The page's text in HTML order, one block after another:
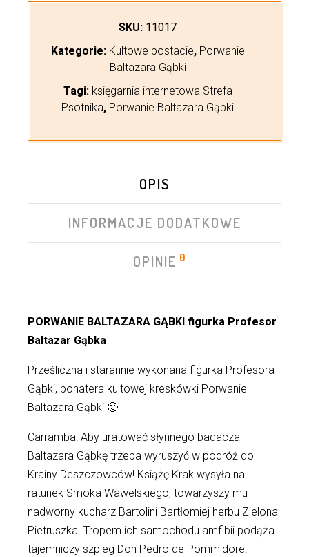
SKU: 11017
Kategorie: Kultowe postacie, Porwanie
Baltazara Gąbki
Tagi: księgarnia internetowa Strefa
Psotnika, Porwanie Baltazara Gąbki
OPIS
INFORMACJE DODATKOWE
OPINIE 0
PORWANIE BALTAZARA GĄBKI figurka Profesor
Baltazar Gąbka
Prześliczna i starannie wykonana figurka Profesora
Gąbki, bohatera kultowej kreskówki Porwanie
Baltazara Gąbki 🙂
Carramba! Aby uratować słynnego badacza
Baltazara Gąbkę trzeba wyruszyć w podróż do
Krainy Deszczowców! Książę Krak wysyła na
ratunek Smoka Wawelskiego, towarzyszy mu
nadworny kucharz Bartolini Bartłomiej herbu Zielona
Pietruszka. Tropem ich samochodu amfibii podąża
tajemniczy szpieg Don Pedro de Pommidore.